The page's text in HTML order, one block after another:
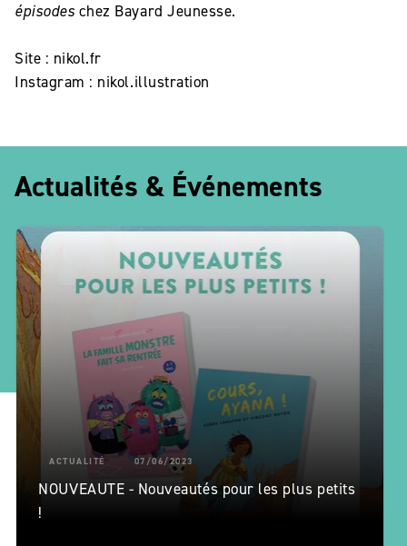
épisodes chez Bayard Jeunesse.
Site : nikol.fr
Instagram : nikol.illustration
Actualités & Événements
ACTUALITÉ 07/06/2023
NOUVEAUTE - Nouveautés pour les plus petits
!